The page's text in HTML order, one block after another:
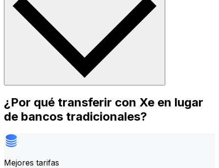
¿Por qué transferir con Xe en lugar
de bancos tradicionales?
Mejores tarifas